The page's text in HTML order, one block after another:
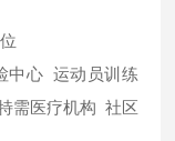
中心 运动员训练
需医疗机构 社区